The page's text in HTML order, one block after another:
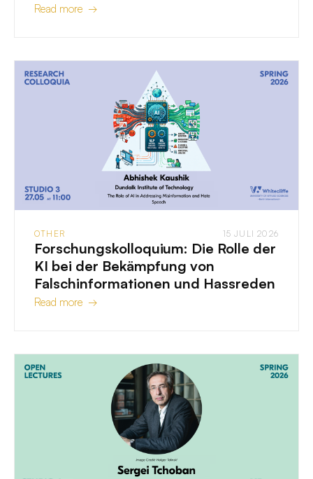
Read more →
OTHER 15 JULI 2026
Forschungskolloquium: Die Rolle der
KI bei der Bekämpfung von
Falschinformationen und Hassreden
Read more →